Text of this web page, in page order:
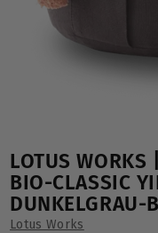
LOTUS WORKS
BIO-CLASSIC
DUNKELGRAU-
Lotus Works